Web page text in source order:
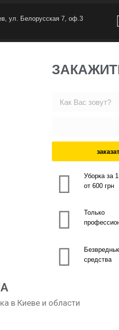
ул. Белорусская 7, оф.3
Уборка за
от 600 грн
Только
средства
в Киеве и области